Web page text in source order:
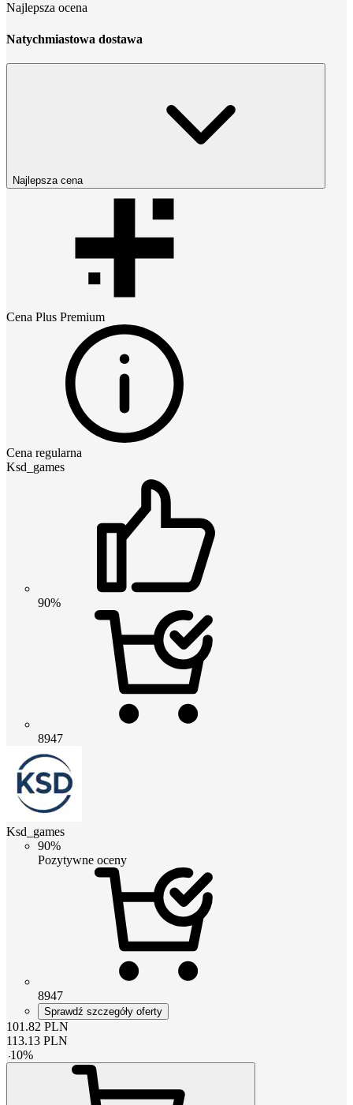
Najlepsza ocena
Natychmiastowa dostawa
Najlepsza cena
Cena Plus Premium
Cena regularna
Ksd_games
90%
8947
Ksd_games
90%
Pozytywne oceny
8947
Sprawdź szczegóły oferty
101.82 PLN
113.13 PLN
-10%